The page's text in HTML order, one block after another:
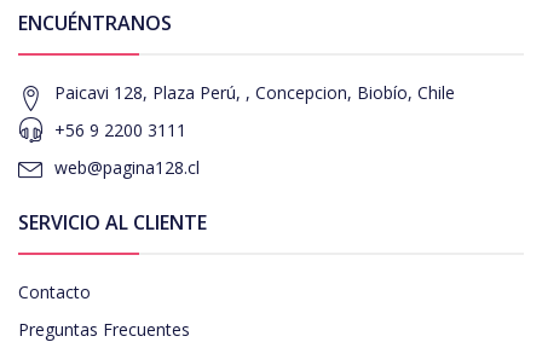
ENCUÉNTRANOS
Paicavi 128, Plaza Perú, , Concepcion, Biobío, Chile
+56 9 2200 3111
web@pagina128.cl
SERVICIO AL CLIENTE
Contacto
Preguntas Frecuentes